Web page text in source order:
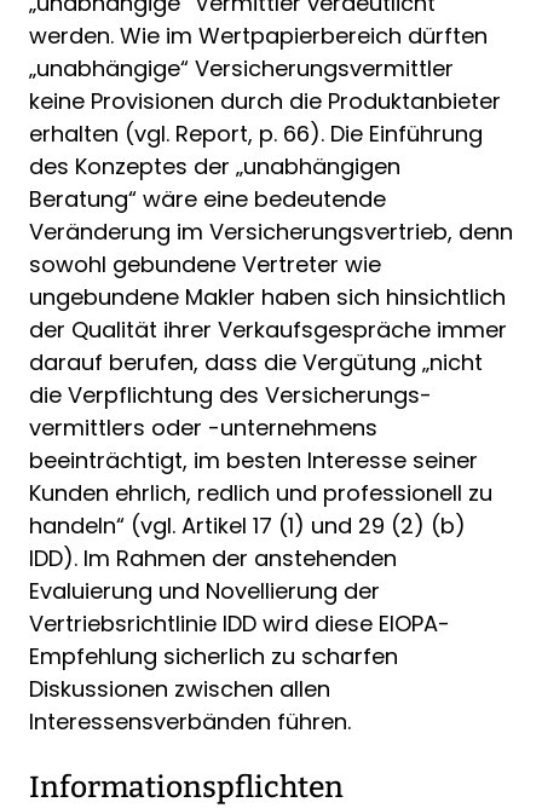
werden. Wie im Wertpapierbereich dürften
„unabhängige“ Versicherungsvermittler
keine Provisionen durch die Produktanbieter
erhalten (vgl. Report, p. 66). Die Einführung
des Konzeptes der „unabhängigen
Beratung“ wäre eine bedeutende
Veränderung im Versicherungsvertrieb, denn
sowohl gebundene Vertreter wie
ungebundene Makler haben sich hinsichtlich
der Qualität ihrer Verkaufsgespräche immer
darauf berufen, dass die Vergütung „nicht
die Verpflichtung des Versiche­rungs­­
vermittlers oder -unternehmens
beeinträchtigt, im besten Interesse seiner
Kunden ehrlich, redlich und professionell zu
handeln“ (vgl. Artikel 17 (1) und 29 (2) (b)
IDD). Im Rahmen der anstehenden
Evaluierung und Novellierung der
Vertriebsrichtlinie IDD wird diese EIOPA-
Empfehlung sicherlich zu scharfen
Diskussionen zwischen allen
Interessensverbänden führen.
Informationspflichten